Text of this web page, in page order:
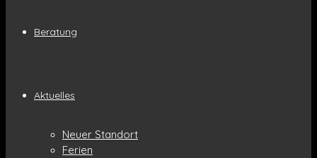
Beratung
Aktuelles
Neuer Standort
Ferien